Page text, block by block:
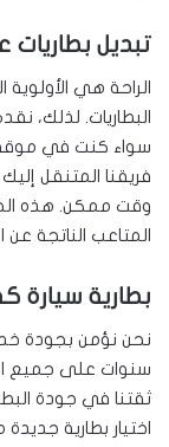
تبديل بطاريات
الراحة هي
البطاريات. لذلك،
سواء كنت في موقف
فريقنا المتنقل
وقت ممكن. هذه
المتاعب الناتجة
بطارية سيارة كفالة
سنوات على جميع
ثقتنا في جودة
اختيار بطارية